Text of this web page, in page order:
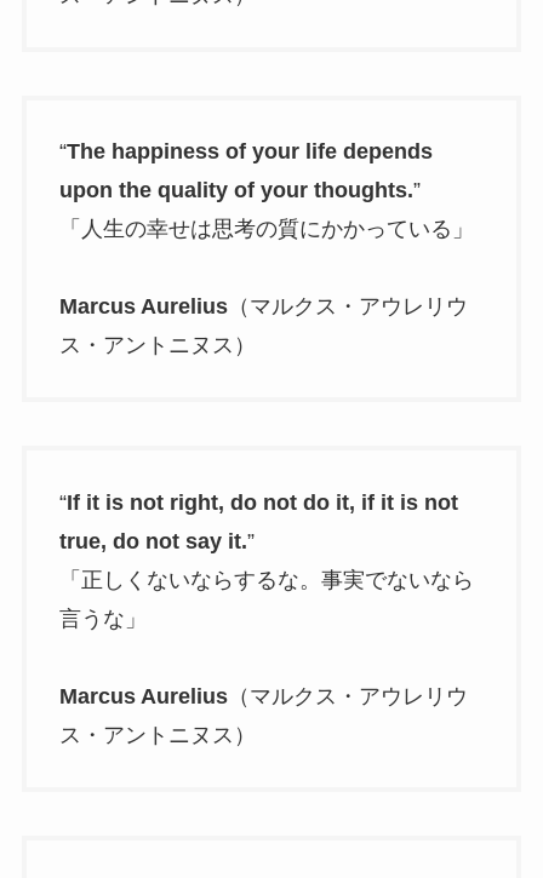
“The happiness of your life depends
upon the quality of your thoughts.”
「人生の幸せは思考の質にかかっている」
Marcus Aurelius（マルクス・アウレリウ
ス・アントニヌス）
“If it is not right, do not do it, if it is not
true, do not say it.”
「正しくないならするな。事実でないなら
言うな」
Marcus Aurelius（マルクス・アウレリウ
ス・アントニヌス）